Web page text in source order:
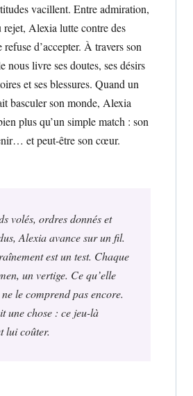
vacillent. Entre admiration,
Alexia lutte contre des
refuse d’accepter. À travers son
nous livre ses doutes, ses désirs
et ses blessures. Quand un
basculer son monde, Alexia
plus qu’un simple match : son
et peut-être son cœur.
volés, ordres donnés et
Alexia avance sur un fil.
est un test. Chaque
un vertige. Ce qu’elle
le comprend pas encore.
une chose : ce jeu-là
lui coûter.